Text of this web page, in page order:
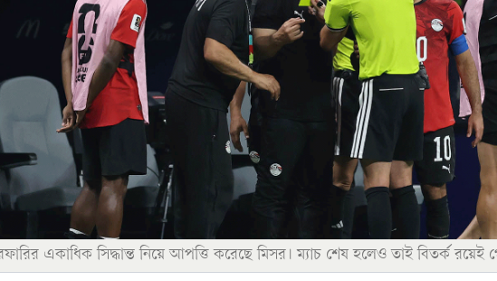
একাধিক সিদ্ধান্ত নিয়ে আপত্তি করেছে মিসর। ম্যাচ শেষ হলেও তাই বিতর্ক রয়েই